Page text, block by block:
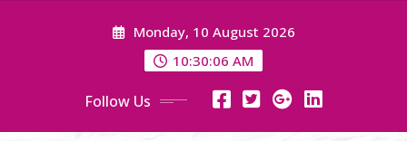
Monday, 10 August 2026
10:30:07 AM
Follow Us